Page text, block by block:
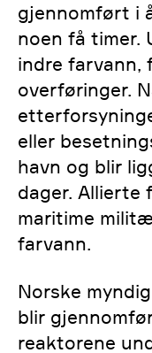
gjennomført i
noen få timer.
indre farvann,
overføringer.
eller
havn og blir
dager. Allierte
maritime
farvann.
Norske
blir
reaktorene